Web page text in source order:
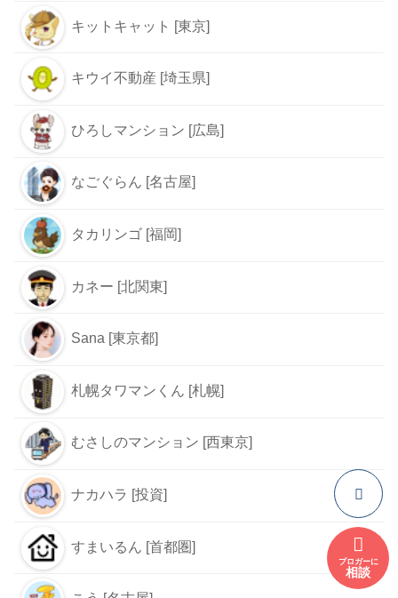
キットキャット [東京]
キウイ不動産 [埼玉県]
ひろしマンション [広島]
なごぐらん [名古屋]
タカリンゴ [福岡]
カネー [北関東]
Sana [東京都]
札幌タワマンくん [札幌]
むさしのマンション [西東京]
ナカハラ [投資]
すまいるん [首都圏]
ブロガーに
相談